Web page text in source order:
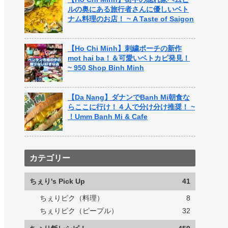
ルの奥にある旅行者さんに優しいベト
ナム料理のお店！ ~ A Taste of Saigon
【Ho Chi Minh】刺繍ポーチの新作
mot hai ba！＆可愛いベトカピ発見！
~ 950 Shop Binh Minh
【Da Nang】ダナンでBanh Mi朝食な
らここに行け！４人で分け分け推奨！ ~
！Umm Banh Mi & Cafe
カテゴリー
ちぇり's Pick Up 41
ちぇりピク（料理）
8
ちぇりピク（ピープル）
32